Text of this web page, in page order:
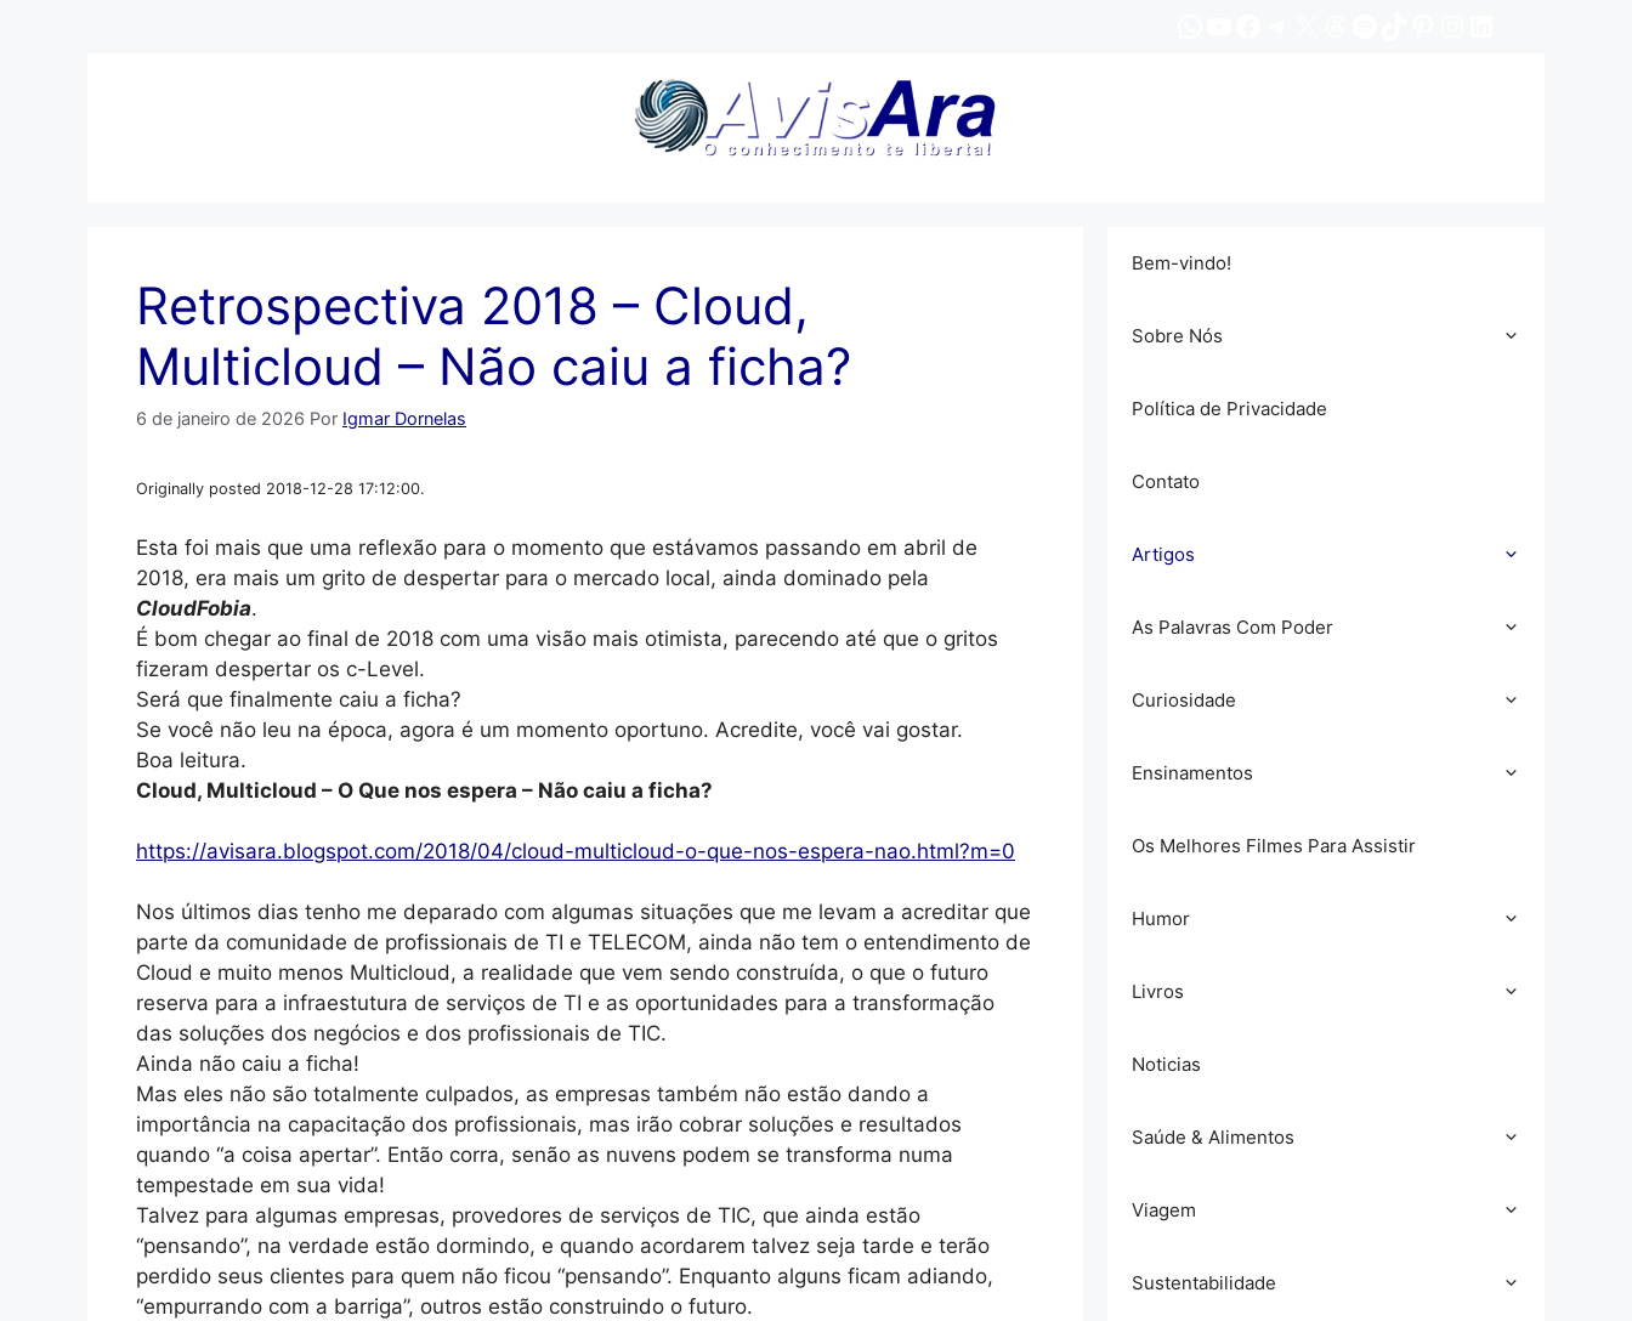
Retrospectiva 2018 – Cloud,
Multicloud – Não caiu a ficha?
6 de janeiro de 2026 Por Igmar Dornelas
Originally posted 2018-12-28 17:12:00.
Esta foi mais que uma reflexão para o momento que estávamos passando em abril de
2018, era mais um grito de despertar para o mercado local, ainda dominado pela
CloudFobia.
É bom chegar ao final de 2018 com uma visão mais otimista, parecendo até que o gritos
fizeram despertar os c-Level.
Será que finalmente caiu a ficha?
Se você não leu na época, agora é um momento oportuno. Acredite, você vai gostar.
Boa leitura.
Cloud, Multicloud – O Que nos espera – Não caiu a ficha?
https://avisara.blogspot.com/2018/04/cloud-multicloud-o-que-nos-espera-nao.html?m=0
Nos últimos dias tenho me deparado com algumas situações que me levam a acreditar que
parte da comunidade de profissionais de TI e TELECOM, ainda não tem o entendimento de
Cloud e muito menos Multicloud, a realidade que vem sendo construída, o que o futuro
reserva para a infraestutura de serviços de TI e as oportunidades para a transformação
das soluções dos negócios e dos profissionais de TIC.
Ainda não caiu a ficha!
Mas eles não são totalmente culpados, as empresas também não estão dando a
importância na capacitação dos profissionais, mas irão cobrar soluções e resultados
quando “a coisa apertar”. Então corra, senão as nuvens podem se transforma numa
tempestade em sua vida!
Talvez para algumas empresas, provedores de serviços de TIC, que ainda estão
“pensando”, na verdade estão dormindo, e quando acordarem talvez seja tarde e terão
perdido seus clientes para quem não ficou “pensando”. Enquanto alguns ficam adiando,
“empurrando com a barriga”, outros estão construindo o futuro.
Bem-vindo!
Sobre Nós
Política de Privacidade
Contato
Artigos
As Palavras Com Poder
Curiosidade
Ensinamentos
Os Melhores Filmes Para Assistir
Humor
Livros
Noticias
Saúde & Alimentos
Viagem
Sustentabilidade